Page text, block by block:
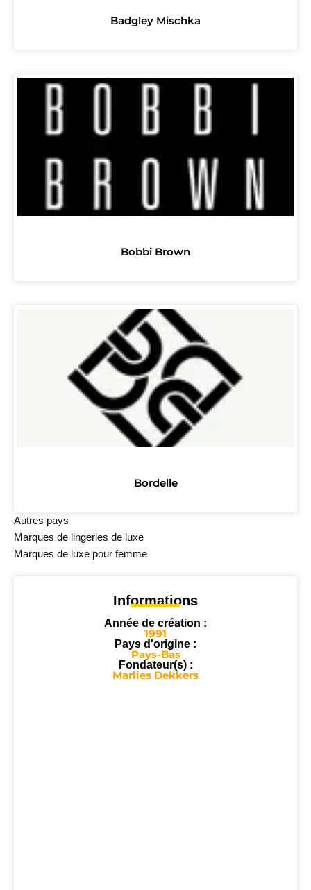
Badgley Mischka
Bobbi Brown
Bordelle
Autres pays
Marques de lingeries de luxe
Marques de luxe pour femme
Informations
Année de création :
1991
Pays d'origine :
Pays-Bas
Fondateur(s) :
Marlies Dekkers